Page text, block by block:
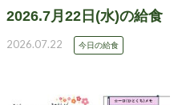
2026.7月22日(水)の給食
2026.07.22 今日の給食